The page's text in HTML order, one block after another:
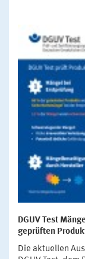
DGUV Test
geprüften
Die aktuellen